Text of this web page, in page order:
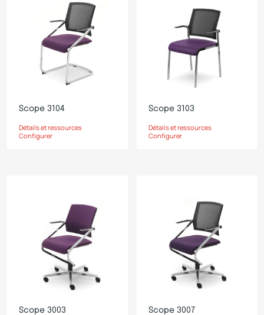
Scope 3104
Détails et ressources
Configurer
Scope 3103
Détails et ressources
Configurer
Scope 3003 Scope 3007